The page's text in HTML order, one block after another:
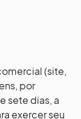
(site,
por
sete dias, a
exercer seu